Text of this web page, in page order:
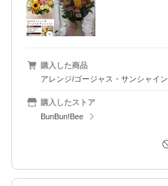
購入した商品
アレンジ/ゴージャス・サンシャイン
購入したストア
BunBun!Bee